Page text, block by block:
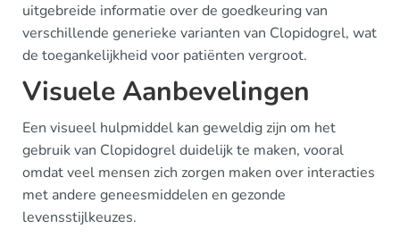
uitgebreide informatie over de goedkeuring van
verschillende generieke varianten van Clopidogrel, wat
de toegankelijkheid voor patiënten vergroot.
Visuele Aanbevelingen
Een visueel hulpmiddel kan geweldig zijn om het
gebruik van Clopidogrel duidelijk te maken, vooral
omdat veel mensen zich zorgen maken over interacties
met andere geneesmiddelen en gezonde
levensstijlkeuzes.